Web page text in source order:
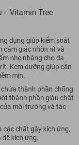
- Vitamin Tree
dụng giúp kiểm soát
cảm giác nhờn rít và
nhẹ nhàng cho da
Kem dưỡng giúp cân
mịn.
chứa thành phần chống
thành phần giàu chất
môi trường và tác
các chất gây kích ứng,
kích ứng.